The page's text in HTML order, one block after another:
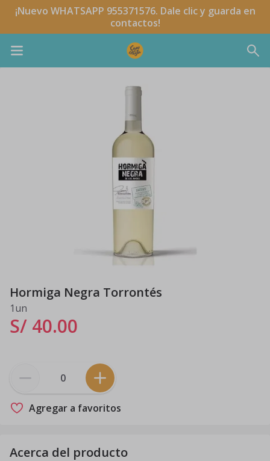
¡Nuevo WHATSAPP 955371576. Dale clic y guarda en
contactos!
Hormiga Negra Torrontés
1un
S/ 40.00
Agregar a favoritos
Acerca del producto